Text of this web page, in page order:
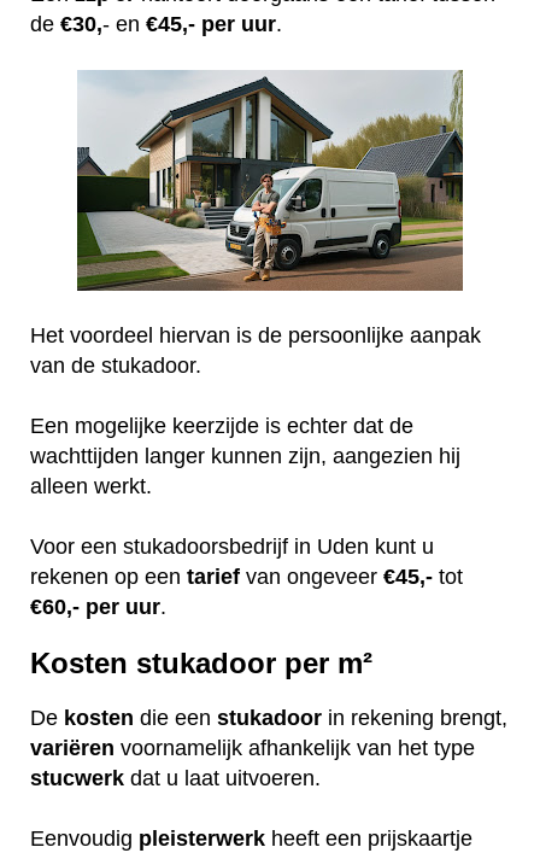
de €30,- en €45,- per uur.
Het voordeel hiervan is de persoonlijke aanpak
van de stukadoor.
Een mogelijke keerzijde is echter dat de
wachttijden langer kunnen zijn, aangezien hij
alleen werkt.
Voor een stukadoorsbedrijf in Uden kunt u
rekenen op een tarief van ongeveer €45,- tot
€60,- per uur.
Kosten stukadoor per m²
De kosten die een stukadoor in rekening brengt,
variëren voornamelijk afhankelijk van het type
stucwerk dat u laat uitvoeren.
Eenvoudig pleisterwerk heeft een prijskaartje